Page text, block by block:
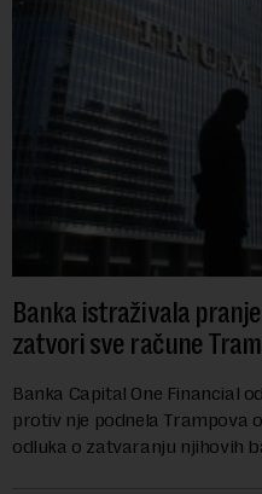
Banka istraživala
zatvori sve račune
Banka Capital One Financial
protiv nje podnela Trampova
odluka o zatvaranju njihovih